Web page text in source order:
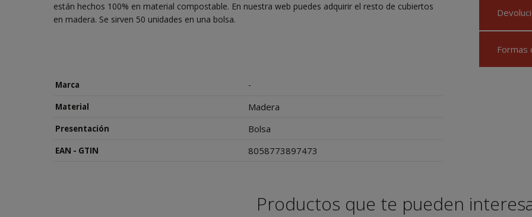
están hechos 100% en material compostable. En nuestra web puedes adquirir el resto de cubiertos
en madera. Se sirven 50 unidades en una bolsa.
Marca -
Material Madera
Presentación Bolsa
EAN - GTIN 8058773897473
Formas
Productos que te pueden